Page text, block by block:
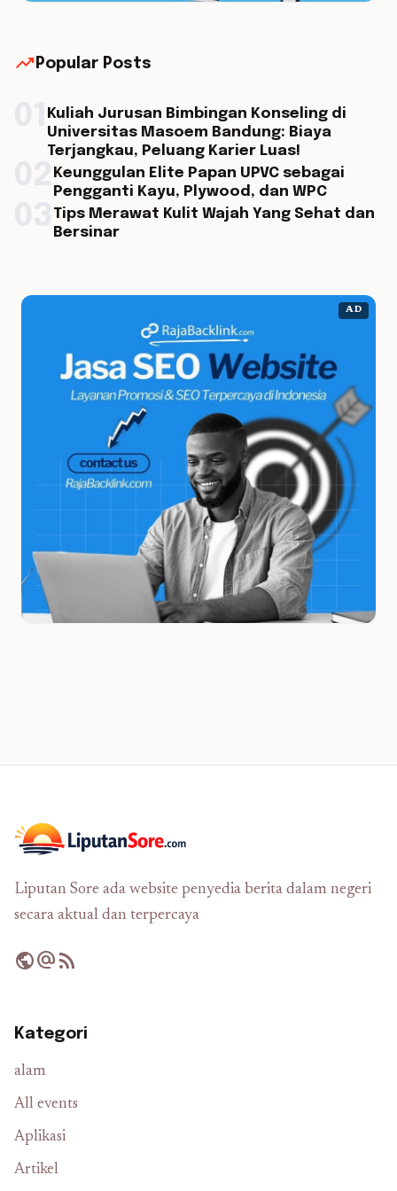
trending_up Popular Posts
Kuliah Jurusan Bimbingan Konseling di
Universitas Masoem Bandung: Biaya
Terjangkau, Peluang Karier Luas!
Keunggulan Elite Papan UPVC sebagai
Pengganti Kayu, Plywood, dan WPC
Tips Merawat Kulit Wajah Yang Sehat dan
Bersinar
AD
Liputan Sore ada website penyedia berita dalam negeri
secara aktual dan terpercaya
publicalternate_emailrss_feed
Kategori
alam
All events
Aplikasi
Artikel